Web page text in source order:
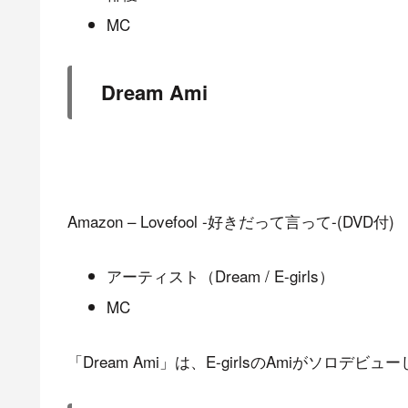
MC
Dream Ami
Amazon – Lovefool -好きだって言って-(DVD付)
アーティスト（Dream / E-girls）
MC
「Dream Ami」は、E-girlsのAmiがソロデビュー